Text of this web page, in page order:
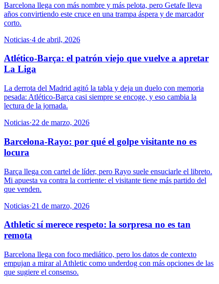
Barcelona llega con más nombre y más pelota, pero Getafe lleva
años convirtiendo este cruce en una trampa áspera y de marcador
corto.
Noticias·4 de abril, 2026
Atlético-Barça: el patrón viejo que vuelve a apretar
La Liga
La derrota del Madrid agitó la tabla y deja un duelo con memoria
pesada: Atlético-Barça casi siempre se encoge, y eso cambia la
lectura de la jornada.
Noticias·22 de marzo, 2026
Barcelona-Rayo: por qué el golpe visitante no es
locura
Barça llega con cartel de líder, pero Rayo suele ensuciarle el libreto.
Mi apuesta va contra la corriente: el visitante tiene más partido del
que venden.
Noticias·21 de marzo, 2026
Athletic sí merece respeto: la sorpresa no es tan
remota
Barcelona llega con foco mediático, pero los datos de contexto
empujan a mirar al Athletic como underdog con más opciones de las
que sugiere el consenso.